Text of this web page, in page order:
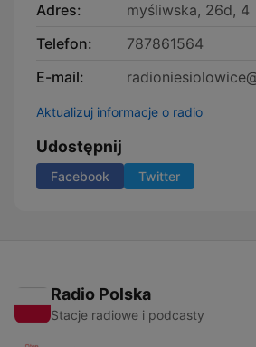
Adres:
myśliwska, 26d, 4
Telefon:
787861564
E-mail:
Aktualizuj informacje o radio
Udostępnij
Facebook Twitter
Radio Polska
Stacje radiowe i podcasty